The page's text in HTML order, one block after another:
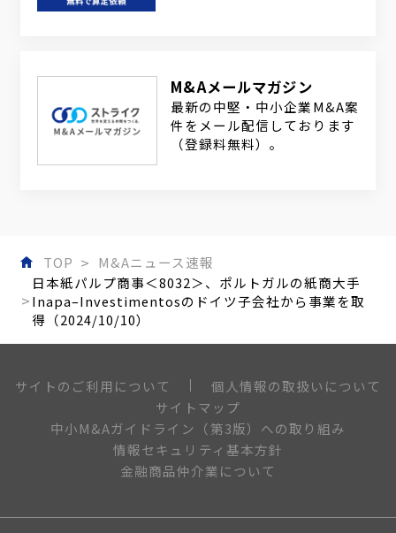
M&Aメールマガジン
最新の中堅・中小企業M&A案
件をメール配信しております
（登録料無料）。
TOP
M&Aニュース速報
日本紙パルプ商事＜8032＞、ポルトガルの紙商大手
Inapa–Investimentosのドイツ子会社から事業を取
得（2024/10/10）
サイトのご利用について
個人情報の取扱いについて
サイトマップ
中小M&Aガイドライン（第3版）への取り組み
情報セキュリティ基本方針
金融商品仲介業について